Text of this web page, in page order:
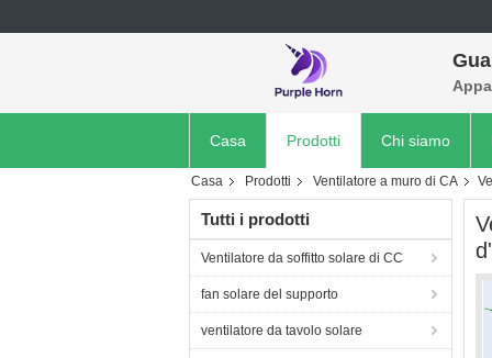
Casa Prodotti Chi siamo
Casa Prodotti Ventilatore a muro di CA
Tutti i prodotti
Ventilatore da soffitto solare di CC
fan solare del supporto
ventilatore da tavolo solare